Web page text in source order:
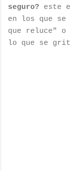
seguro? este
en los que se
que reluce" o
lo que se